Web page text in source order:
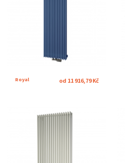
Royal od 11 916,79 Kč